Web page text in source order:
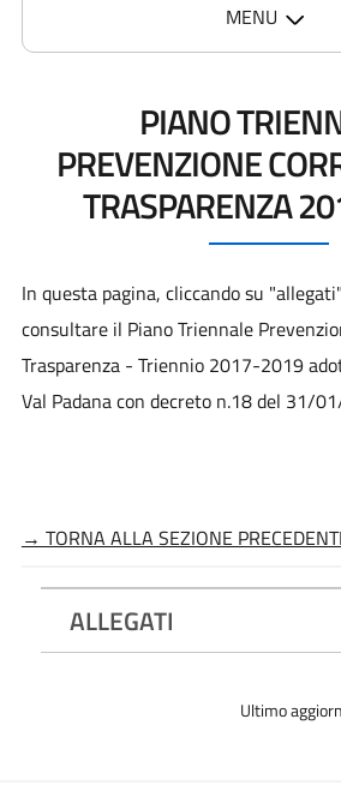
MENU
PIANO
PREVENZIONE
TRASPARENZA
In questa pagina, cliccando su
consultare il Piano Triennale
Trasparenza - Triennio 2017-2019
Val Padana con decreto n.18 del 31/
→ TORNA ALLA SEZIONE
ALLEGATI
Ultimo